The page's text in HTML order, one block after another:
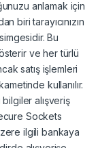
anlamak için
biri tarayıcınızın
Bu
ve her türlü
satış işlemleri
kullanılır.
bilgiler alışveriş
Sockets
ilgili bankaya